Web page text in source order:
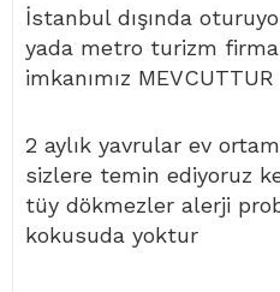
İstanbul dışında
yada metro turizm
imkanımız MEVCUTTUR
2 aylık yavrular ev
sizlere temin ediyoruz
tüy dökmezler alerji
kokusuda yoktur